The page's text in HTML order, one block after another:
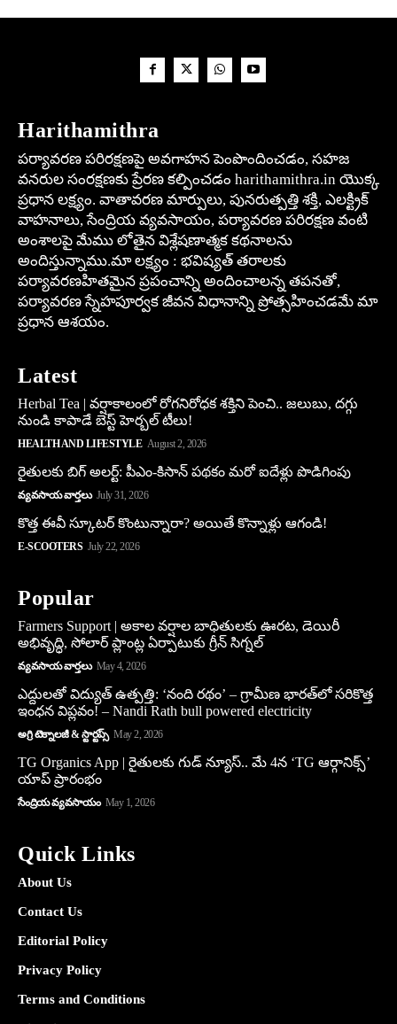
Harithamithra
పర్యావరణ పరిరక్షణపై అవగాహన పెంపొందించడం, సహజ
వనరుల సంరక్షణకు ప్రేరణ కల్పించడం harithamithra.in యొక్క
ప్రధాన లక్ష్యం. వాతావరణ మార్పులు, పునరుత్పత్తి శక్తి, ఎలక్ట్రిక్
వాహనాలు, సేంద్రియ వ్యవసాయం, పర్యావరణ పరిరక్షణ వంటి
అంశాలపై మేము లోతైన విశ్లేషణాత్మక కథనాలను
అందిస్తున్నాము.మా లక్ష్యం : భవిష్యత్ తరాలకు
పర్యావరణహితమైన ప్రపంచాన్ని అందించాలన్న తపనతో,
పర్యావరణ స్నేహపూర్వక జీవన విధానాన్ని ప్రోత్సహించడమే మా
ప్రధాన ఆశయం.
Latest
Herbal Tea | వర్షాకాలంలో రోగనిరోధక శక్తిని పెంచి.. జలుబు, దగ్గు
నుండి కాపాడే బెస్ట్ హెర్బల్ టీలు!
HEALTH AND LIFESTYLE August 2, 2026
రైతులకు బిగ్ అలర్ట్: పీఎం-కిసాన్ పథకం మరో ఐదేళ్లు పొడిగింపు
వ్యవసాయ వార్తలు July 31, 2026
కొత్త ఈవీ స్కూట‌ర్ కొంటున్నారా? అయితే కొన్నాళ్లు ఆగండి!
E-SCOOTERS July 22, 2026
Popular
Farmers Support | అకాల వర్షాల బాధితులకు ఊరట, డెయిరీ
అభివృద్ధి, సోలార్ ప్లాంట్ల ఏర్పాటుకు గ్రీన్‌ సిగ్నల్
వ్యవసాయ వార్తలు May 4, 2026
ఎద్దులతో విద్యుత్ ఉత్పత్తి: ‘నంది రథం’ – గ్రామీణ భారత్‌లో సరికొత్త
ఇంధన విప్లవం! – Nandi Rath bull powered electricity
అగ్రి టెక్నాలజీ & స్టార్టప్స్ May 2, 2026
TG Organics App | రైతులకు గుడ్ న్యూస్.. మే 4న ‘TG ఆర్గానిక్స్’
యాప్ ప్రారంభం
సేంద్రియ వ్యవసాయం May 1, 2026
Quick Links
About Us
Contact Us
Editorial Policy
Privacy Policy
Terms and Conditions